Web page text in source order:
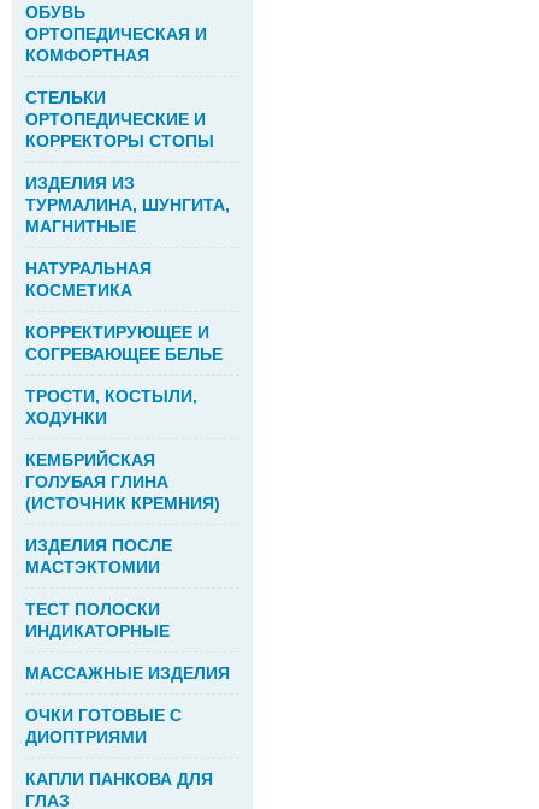
ОБУВЬ
ОРТОПЕДИЧЕСКАЯ И
КОМФОРТНАЯ
СТЕЛЬКИ
ОРТОПЕДИЧЕСКИЕ И
КОРРЕКТОРЫ СТОПЫ
ИЗДЕЛИЯ ИЗ
ТУРМАЛИНА, ШУНГИТА,
МАГНИТНЫЕ
НАТУРАЛЬНАЯ
КОСМЕТИКА
КОРРЕКТИРУЮЩЕЕ И
СОГРЕВАЮЩЕЕ БЕЛЬЕ
ТРОСТИ, КОСТЫЛИ,
ХОДУНКИ
КЕМБРИЙСКАЯ
ГОЛУБАЯ ГЛИНА
(ИСТОЧНИК КРЕМНИЯ)
ИЗДЕЛИЯ ПОСЛЕ
МАСТЭКТОМИИ
ТЕСТ ПОЛОСКИ
ИНДИКАТОРНЫЕ
МАССАЖНЫЕ ИЗДЕЛИЯ
ОЧКИ ГОТОВЫЕ С
ДИОПТРИЯМИ
КАПЛИ ПАНКОВА ДЛЯ
ГЛАЗ